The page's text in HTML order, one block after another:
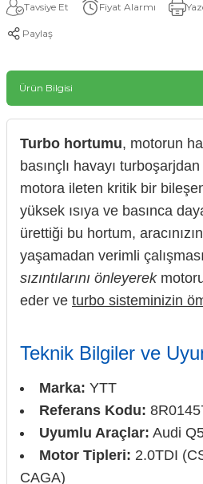
Tavsiye Et Fiyat Alarmı
Paylaş
Ürün Bilgisi
Turbo hortumu, motorun
basınçlı havayı
motora ileten kritik bir
yüksek ısıya ve basınca
ürettiği bu hortum,
yaşamadan verimli
sızıntılarını önleyerek
eder ve turbo sisteminizin
Teknik Bilgiler ve
Marka: YTT
Referans Kodu:
Uyumlu Araçlar: Audi
Motor Tipleri: 2.0TDI
CAGA)